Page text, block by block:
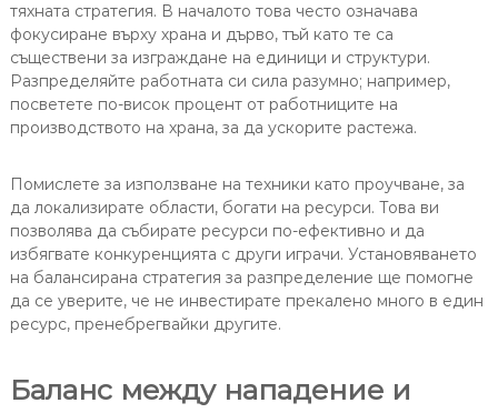
тяхната стратегия. В началото това често означава
фокусиране върху храна и дърво, тъй като те са
съществени за изграждане на единици и структури.
Разпределяйте работната си сила разумно; например,
посветете по-висок процент от работниците на
производството на храна, за да ускорите растежа.
Помислете за използване на техники като проучване, за
да локализирате области, богати на ресурси. Това ви
позволява да събирате ресурси по-ефективно и да
избягвате конкуренцията с други играчи. Установяването
на балансирана стратегия за разпределение ще помогне
да се уверите, че не инвестирате прекалено много в един
ресурс, пренебрегвайки другите.
Баланс между нападение и